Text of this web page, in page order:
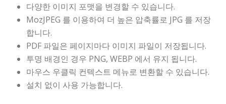
다양한 이미지 포맷을 변경할 수 있습니다.
MozJPEG 를 이용하여 더 높은 압축률로 JPG 를 저장
합니다.
PDF 파일은 페이지마다 이미지 파일이 저장됩니다.
투명 배경인 경우 PNG, WEBP 에서 유지 됩니다.
마우스 우클릭 컨텍스트 메뉴로 변환할 수 있습니다.
설치 없이 사용 가능합니다.